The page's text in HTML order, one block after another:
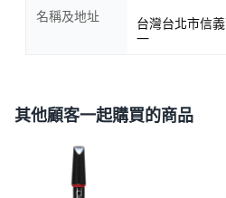
名稱及地址
台灣台北市信
一
其他顧客一起購買的商品